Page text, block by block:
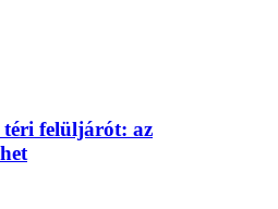
felüljárót: az